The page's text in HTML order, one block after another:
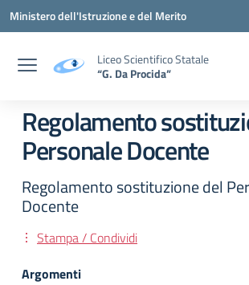
Vai ai contenuti
Vai al menu di navigazione
Vai al footer
Ministero dell'Istruzione e del Merito
Liceo Scientifico Statale
“G. Da Procida”
Regolamento
Personale Docente
Regolamento sostituzione del
Docente
Stampa / Condividi
Argomenti